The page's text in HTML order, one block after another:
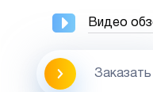
Видео
Заказать